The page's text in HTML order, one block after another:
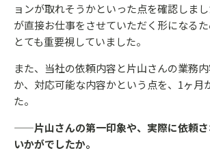
ョンが取れそうかといった点を確認しま
が直接お仕事をさせていただく形になる
とても重要視していました。
また、当社の依頼内容と片山さんの業務
か、対応可能な内容かという点を、1ヶ月
た。
——片山さんの第一印象や、実際に依頼さ
いかがでしたか。